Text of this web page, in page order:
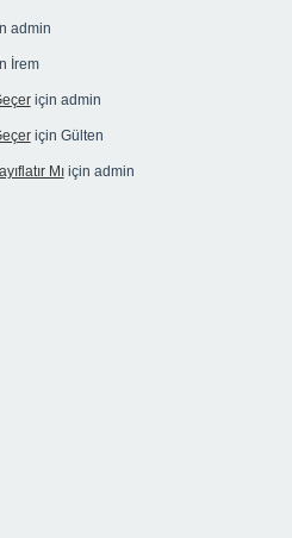
admin
İrem
için admin
için Gülten
Mıiçin admin